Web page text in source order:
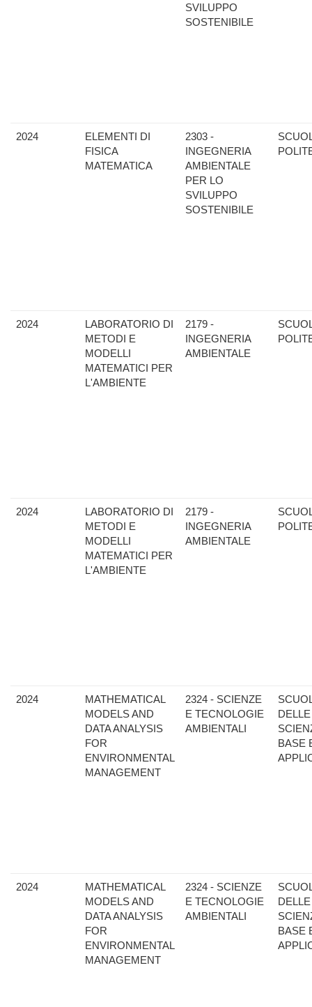
SVILUPPO
SOSTENIBILE
2024
ELEMENTI DI
FISICA
MATEMATICA
2303 -
INGEGNERIA
AMBIENTALE
PER LO
SVILUPPO
SOSTENIBILE
2024
LABORATORIO DI
METODI E
MODELLI
MATEMATICI PER
L'AMBIENTE
2179 -
INGEGNERIA
AMBIENTALE
2024
LABORATORIO DI
METODI E
MODELLI
MATEMATICI PER
L'AMBIENTE
2179 -
INGEGNERIA
AMBIENTALE
2024
MATHEMATICAL
MODELS AND
DATA ANALYSIS
FOR
ENVIRONMENTAL
MANAGEMENT
2324 - SCIENZE
E TECNOLOGIE
AMBIENTALI
DELLE
BASE
2024
MATHEMATICAL
MODELS AND
DATA ANALYSIS
FOR
ENVIRONMENTAL
MANAGEMENT
2324 - SCIENZE
E TECNOLOGIE
AMBIENTALI
DELLE
BASE